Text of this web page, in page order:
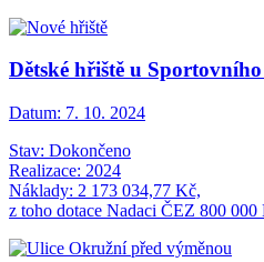
Dětské hřiště u
Datum: 7. 10. 2024
Stav: Dokončeno
Realizace: 2024
Náklady: 2 173 034,77 Kč,
z toho dotace Nadaci ČEZ 800 000